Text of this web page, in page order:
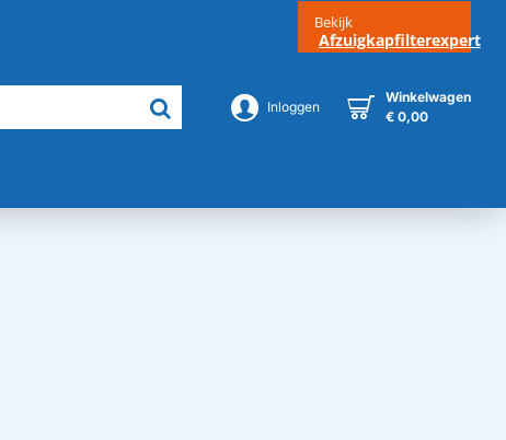
Bekijk
Afzuigkapfilterexpert
Inloggen
Winkelwagen
€ 0,00